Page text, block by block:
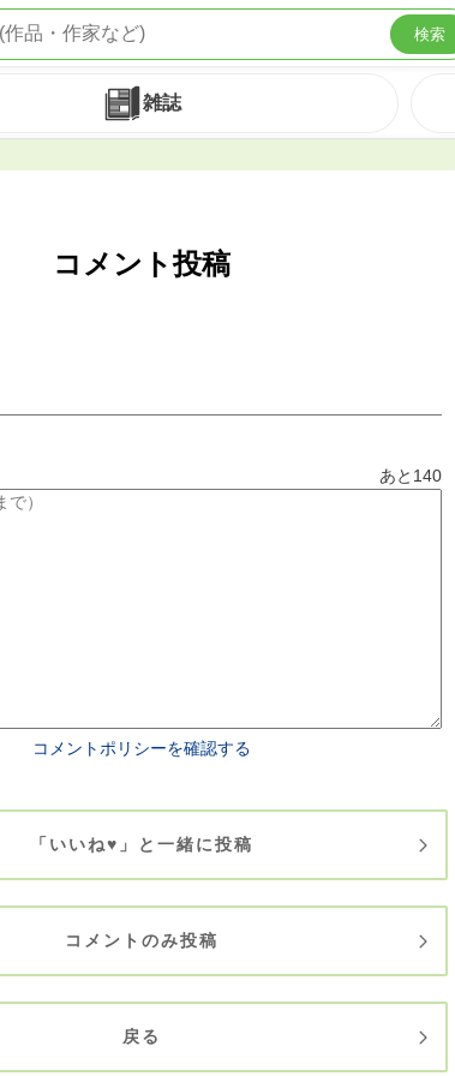
検索
雑誌
コメント投稿
あと 140
コメントポリシーを確認する
「いいね♥」と一緒に投稿
コメントのみ投稿
戻る